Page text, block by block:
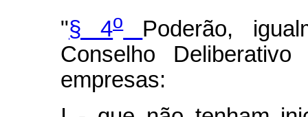
"§ 4o
Poderão,
Conselho
empresas: